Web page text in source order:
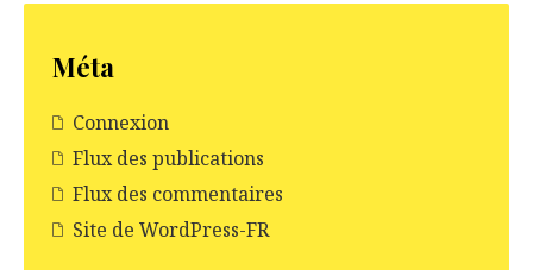
Méta
Connexion
Flux des publications
Flux des commentaires
Site de WordPress-FR